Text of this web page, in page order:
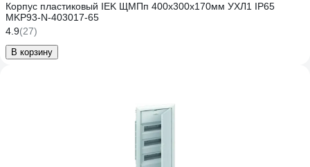
Корпус пластиковый IEK ЩМПп 400х300х170мм УХЛ1 IP65
MKP93-N-403017-65
4.9(27)
В корзину